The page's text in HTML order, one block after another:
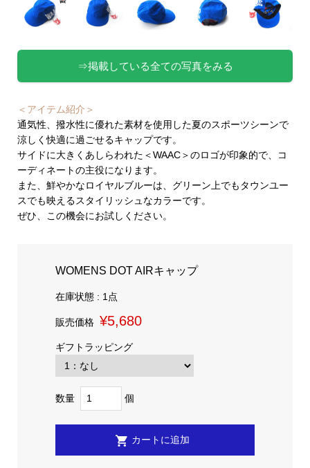
⇒掲載している全ての写真をみる
＜アイテム紹介＞
通気性、撥水性に優れた素材を使用した夏のスポーツシーンで
涼しく快適に過ごせるキャップです。
サイドに大きくあしらわれた＜WAAC＞のロゴが印象的で、コ
ーディネートの主役になります。
また、鮮やかなロイヤルブルーは、グリーン上でもタウンユー
スでも映えるスタイリッシュなカラーです。
ぜひ、この機会にお試しください。
WOMENS DOT AIRキャップ
在庫状態 : 1点
販売価格 ¥5,680
ギフトラッピング
数量 個